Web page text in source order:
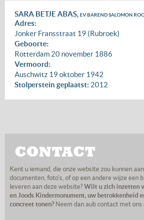
SARA BETJE ABAS, EV BAREND SALOMON
Adres:
Jonker Fransstraat 19 (Rubroek)
Geboorte:
Rotterdam 20 november 1886
Vermoord:
Auschwitz 19 oktober 1942
Stolperstein geplaatst: 2012
CONTACT
Kent u iemand, die onze website zou kunnen
documenten, foto's, of op een andere wijze een
leveren aan deze website? Wilt u zich inzetten
en Joods Kindermonument, uw betrokkenheid
concreet tonen? Neem dan aub contact met ons